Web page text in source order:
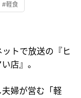
#軽食
トで放送の『ヒ
店』。
婦が営む「軽